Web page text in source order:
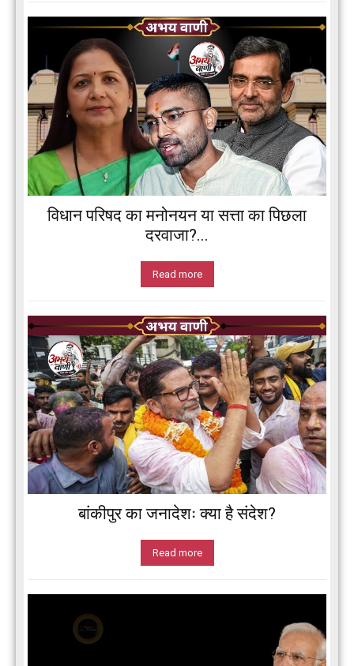
विधान परिषद का मनोनयन या सत्ता का पिछला
दरवाजा?...
Read more
बांकीपुर का जनादेशः क्या है संदेश?
Read more